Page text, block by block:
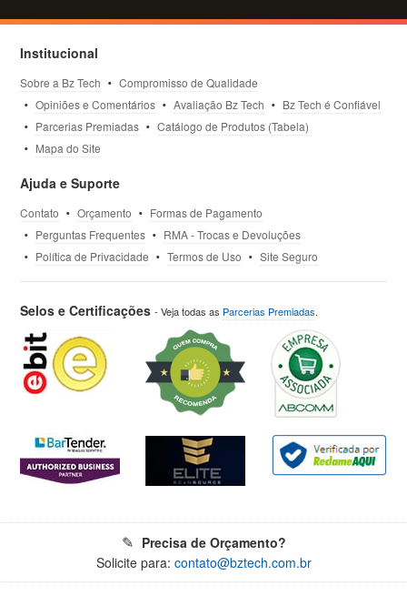
Institucional
Sobre a Bz Tech
Compromisso de Qualidade
Opiniões e Comentários
Avaliação Bz Tech
Bz Tech é Confiável
Parcerias Premiadas
Catálogo de Produtos (Tabela)
Mapa do Site
Ajuda e Suporte
Contato Orçamento
Formas de Pagamento
Perguntas Frequentes
RMA - Trocas e Devoluções
Política de Privacidade
Termos de Uso Site Seguro
Selos e Certificações- Veja todas as Parcerias Premiadas.
Precisa de Orçamento?
Solicite para: contato@bztech.com.br